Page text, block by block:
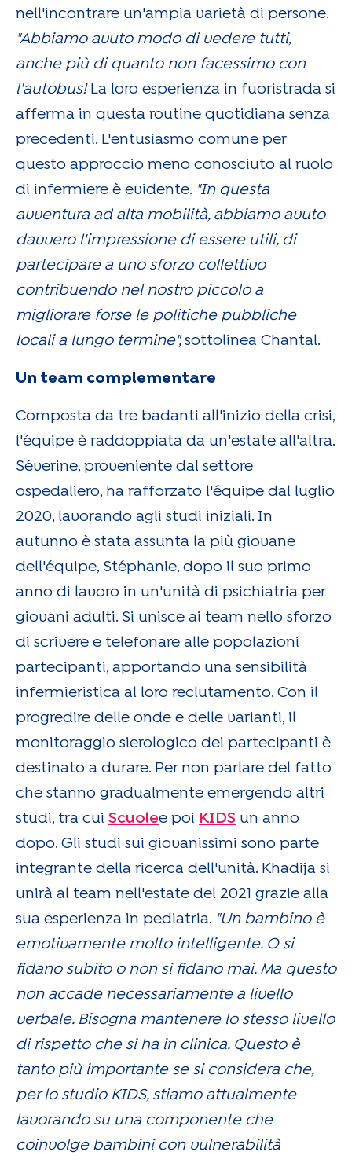
nell'incontrare un'ampia varietà di persone.
"Abbiamo avuto modo di vedere tutti,
anche più di quanto non facessimo con
l'autobus! La loro esperienza in fuoristrada si
afferma in questa routine quotidiana senza
precedenti. L'entusiasmo comune per
questo approccio meno conosciuto al ruolo
di infermiere è evidente. "In questa
avventura ad alta mobilità, abbiamo avuto
davvero l'impressione di essere utili, di
partecipare a uno sforzo collettivo
contribuendo nel nostro piccolo a
migliorare forse le politiche pubbliche
locali a lungo termine", sottolinea Chantal.
Un team complementare
Composta da tre badanti all'inizio della crisi,
l'équipe è raddoppiata da un'estate all'altra.
Séverine, proveniente dal settore
ospedaliero, ha rafforzato l'équipe dal luglio
2020, lavorando agli studi iniziali. In
autunno è stata assunta la più giovane
dell'équipe, Stéphanie, dopo il suo primo
anno di lavoro in un'unità di psichiatria per
giovani adulti. Si unisce ai team nello sforzo
di scrivere e telefonare alle popolazioni
partecipanti, apportando una sensibilità
infermieristica al loro reclutamento. Con il
progredire delle onde e delle varianti, il
monitoraggio sierologico dei partecipanti è
destinato a durare. Per non parlare del fatto
che stanno gradualmente emergendo altri
studi, tra cui Scuolee poi KIDS un anno
dopo. Gli studi sui giovanissimi sono parte
integrante della ricerca dell'unità. Khadija si
unirà al team nell'estate del 2021 grazie alla
sua esperienza in pediatria. "Un bambino è
emotivamente molto intelligente. O si
fidano subito o non si fidano mai. Ma questo
non accade necessariamente a livello
verbale. Bisogna mantenere lo stesso livello
di rispetto che si ha in clinica. Questo è
tanto più importante se si considera che,
per lo studio KIDS, stiamo attualmente
lavorando su una componente che
coinvolge bambini con vulnerabilità